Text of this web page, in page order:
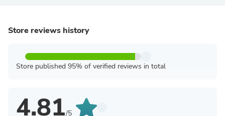
Store reviews history
Store published 95% of verified reviews in total
4.81/5